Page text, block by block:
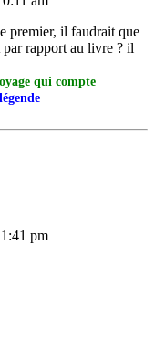
premier, il faudrait que
rapport au livre ? il
qui compte
légende
pm